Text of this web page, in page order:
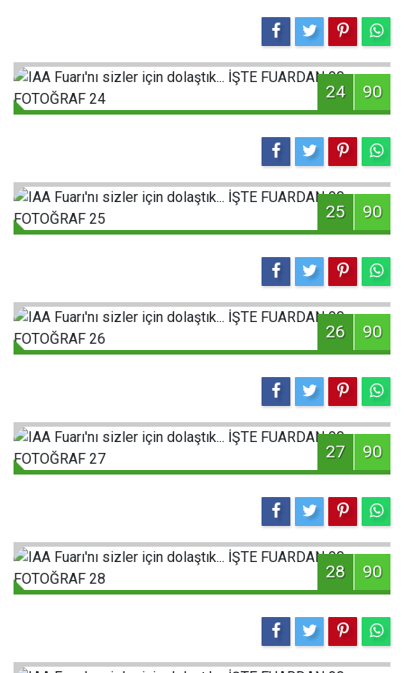
24 90
25 90
26 90
27 90
28 90